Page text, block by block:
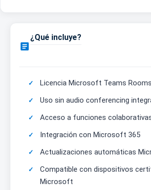

¿Qué incluye?
Licencia Microsoft Teams
Uso sin audio conferencing
Acceso a funciones
Integración con Microsoft 365
Actualizaciones automáticas
Compatible con dispositivos
Microsoft